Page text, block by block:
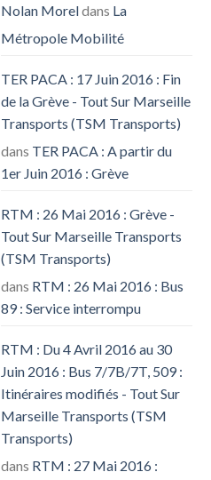
Nolan Moreldans La
Métropole Mobilité
TER PACA : 17 Juin 2016 : Fin
de la Grève - Tout Sur Marseille
Transports (TSM Transports)
dans TER PACA : A partir du
1er Juin 2016 : Grève
RTM : 26 Mai 2016 : Grève -
Tout Sur Marseille Transports
(TSM Transports)
dans RTM : 26 Mai 2016 : Bus
89 : Service interrompu
RTM : Du 4 Avril 2016 au 30
Juin 2016 : Bus 7/7B/7T, 509 :
Itinéraires modifiés - Tout Sur
Marseille Transports (TSM
Transports)
dans RTM : 27 Mai 2016 :